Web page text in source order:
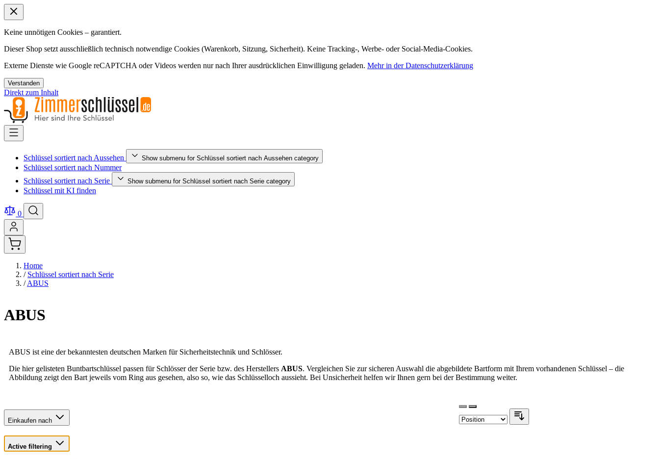
Keine unnötigen Cookies – garantiert.
Dieser Shop setzt ausschließlich technisch notwendige Cookies (Warenkorb, Sitzung, Sicherheit). Keine Tracking-, Werbe- oder Social-Media-Cookies.
Externe Dienste wie Google reCAPTCHA oder Videos werden nur nach Ihrer ausdrücklichen Einwilligung geladen. Mehr in der Datenschutzerklärung
Verstanden
Direkt zum Inhalt
Schlüssel sortiert nach Aussehen Show submenu for Schlüssel sortiert nach Aussehen category
Schlüssel sortiert nach Nummer
Schlüssel sortiert nach Serie
Show submenu for Schlüssel sortiert nach Serie category
Schlüssel mit KI finden
0
Home
/ Schlüssel sortiert nach Serie
/ ABUS
ABUS
ABUS ist eine der bekanntesten deutschen Marken für Sicherheitstechnik und Schlösser.
Die hier gelisteten Buntbartschlüssel passen für Schlösser der Serie bzw. des Herstellers ABUS. Vergleichen Sie zur sicheren Auswahl die abgebildete Bartform mit Ihrem vorhandenen Schlüssel – die
Abbildung zeigt den Bart jeweils vom Ring aus gesehen, also so, wie das Schlüsselloch aussieht. Bei Unsicherheit helfen wir Ihnen gern bei der Bestimmung weiter.
Einkaufen nach
Active filtering